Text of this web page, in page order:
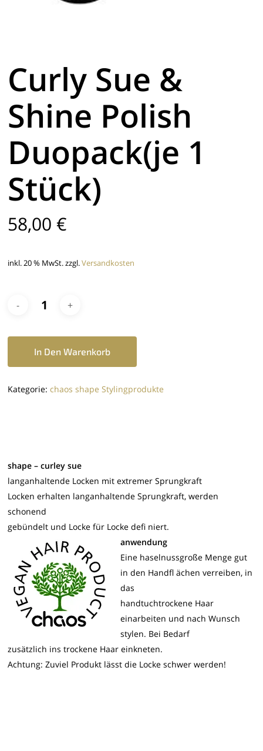
Curly Sue &
Shine Polish
Duopack(je 1
Stück)
58,00 €
inkl. 20 % MwSt. zzgl.Versandkosten
In Den Warenkorb
Kategorie:chaos shape Stylingprodukte
shape – curley sue
langanhaltende Locken mit extremer Sprungkraft
Locken erhalten langanhaltende Sprungkraft, werden
schonend
gebündelt und Locke für Locke defi niert.
anwendung
Eine haselnussgroße Menge gut
in den Handfl ächen verreiben, in
das
handtuchtrockene Haar
einarbeiten und nach Wunsch
stylen. Bei Bedarf
zusätzlich ins trockene Haar einkneten.
Achtung: Zuviel Produkt lässt die Locke schwer werden!